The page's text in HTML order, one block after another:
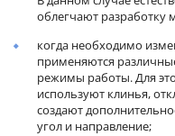
облегчают разработку
когда необходимо
применяются
режимы работы. Для
используют клинья,
создают
угол и направление;